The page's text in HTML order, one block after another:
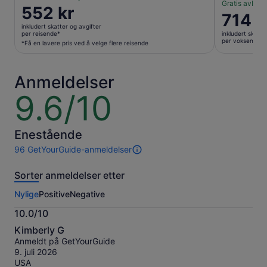
Prisen
er
552 kr
per
en
lavere
pris
ved
velge
flere
552 kr
inkludert skatter og avgifter
per reisende*
*Få en lavere pris ved å velge flere reisende
Gratis
Prisen
er
714 kr
714
inkludert
per voksen
Anmeldelser
9.6/10
9.6
av
10
Enestående
96 GetYourGuide-anmeldelser
96
av
opplevelsen.
Mer
informasjon
om
våre
verifiserte
anmeldelser.
Sorter anmeldelser etter
NyligePositiveNegative
10.0/10
10.0
av
10
Kimberly G
Anmeldt på GetYourGuide
9. juli 2026
USA